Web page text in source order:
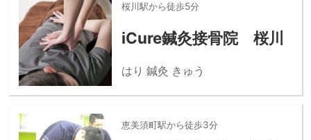
桜川駅から徒歩5分
iCure鍼灸接骨院 桜川
はり 鍼灸 きゅう
恵美須町駅から徒歩3分